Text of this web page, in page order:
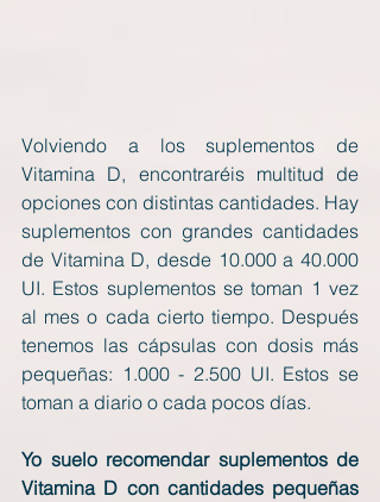
Volviendo a los suplementos de
Vitamina D, encontraréis multitud de
opciones con distintas cantidades. Hay
suplementos con grandes cantidades
de Vitamina D, desde 10.000 a 40.000
UI. Estos suplementos se toman 1 vez
al mes o cada cierto tiempo. Después
tenemos las cápsulas con dosis más
pequeñas: 1.000 - 2.500 UI. Estos se
toman a diario o cada pocos días.
Yo suelo recomendar suplementos de
Vitamina D con cantidades pequeñas